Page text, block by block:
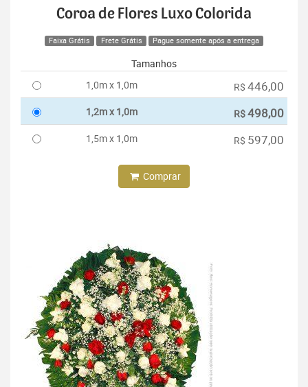
Coroa de Flores Luxo Colorida
Faixa Grátis Frete Grátis Pague somente após a entrega
Tamanhos
1,0m x 1,0m
R$ 446,00
1,2m x 1,0m R$498,00
1,5m x 1,0m R$ 597,00
Comprar